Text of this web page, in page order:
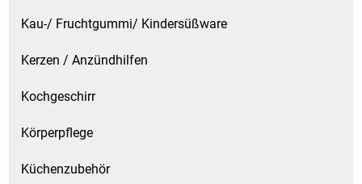
Kau-/ Fruchtgummi/ Kindersüßware
Kerzen / Anzündhilfen
Kochgeschirr
Körperpflege
Küchenzubehör